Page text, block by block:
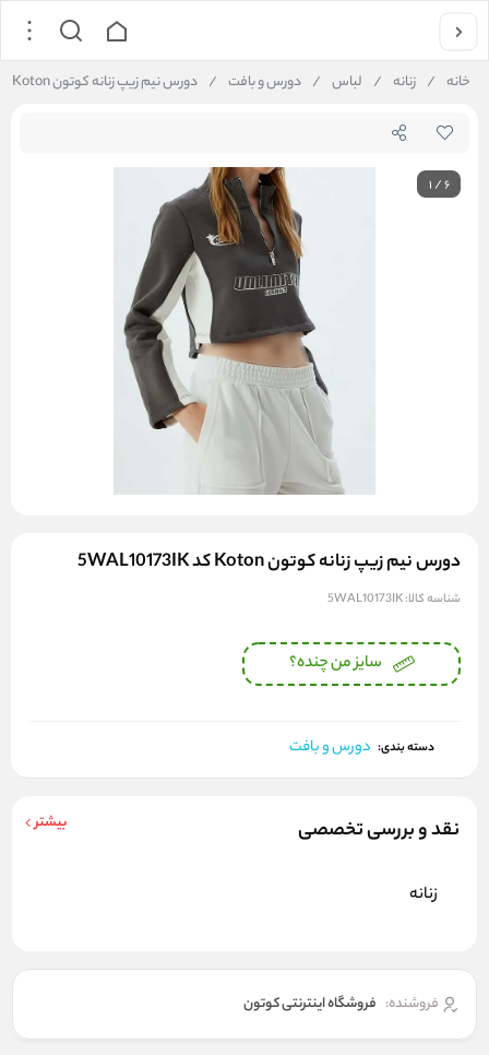
خانه / زنانه / لباس / دورس و بافت / دورس نیم زیپ زنانه کوتون Koton کد 5WAL10173IK
1/6
دورس نیم زیپ زنانه کوتون Koton کد 5WAL10173IK
شناسه کالا:5WAL10173IK
سایز من چنده؟
دسته بندی: دورس و بافت
نقد و بررسی تخصصی بیشتر
زنانه
فروشنده: فروشگاه اینترنتی کوتون